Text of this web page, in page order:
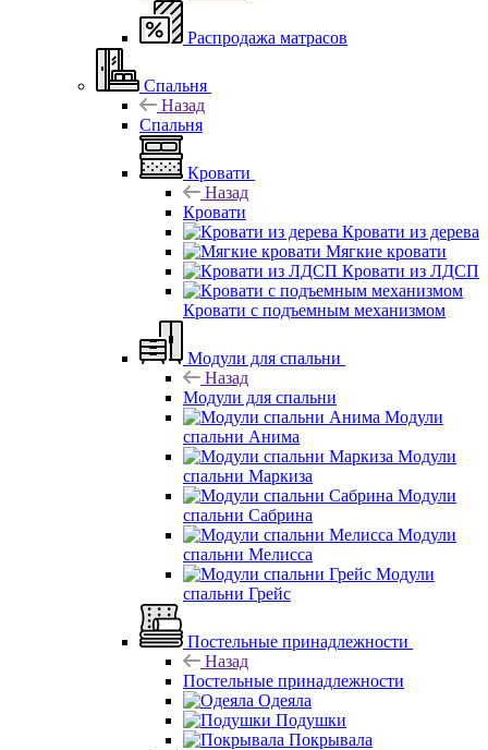
Распродажа матрасов
Спальня
Назад
Спальня
Кровати
Назад
Кровати
Кровати из дерева
Мягкие кровати
Кровати из ЛДСП
Кровати с подъемным механизмом
Модули для спальни
Назад
Модули для спальни
Модули
спальни Анима
Модули
спальни Маркиза
Модули
спальни Сабрина
Модули
спальни Мелисса
Модули
спальни Грейс
Постельные принадлежности
Назад
Постельные принадлежности
Одеяла
Подушки
Покрывала